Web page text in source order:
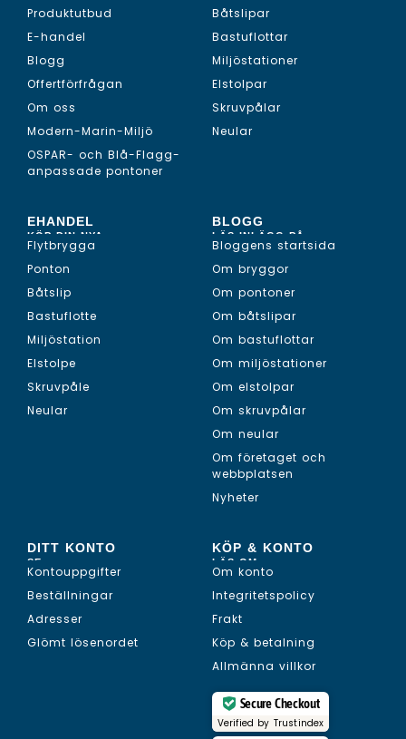
Produktutbud
E-handel
Blogg
Offertförfrågan
Om oss
Modern-Marin-Miljö
OSPAR- och Blå-Flagg-
anpassade pontoner
Båtslipar
Bastuflottar
Miljöstationer
Elstolpar
Skruvpålar
Neular
EHANDEL
KÖP DIN NYA...
Flytbrygga
Ponton
Båtslip
Bastuflotte
Miljöstation
Elstolpe
Skruvpåle
Neular
BLOGG
LÄS INLÄGG PÅ...
Bloggens startsida
Om bryggor
Om pontoner
Om båtslipar
Om bastuflottar
Om miljöstationer
Om elstolpar
Om skruvpålar
Om neular
Om företaget och
webbplatsen
Nyheter
DITT KONTO
SE...
Kontouppgifter
Beställningar
Adresser
Glömt lösenordet
KÖP & KONTO
LÄS OM...
Om konto
Integritetspolicy
Frakt
Köp & betalning
Allmänna villkor
Secure Checkout
Verified by Trustindex